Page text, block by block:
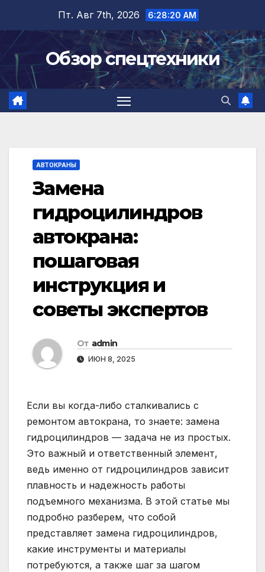
содержимому
Пт. Авг 7th, 2026 6:28:22 AM
Обзор спецтехники
АВТОКРАНЫ
Замена
гидроцилиндров
автокрана:
пошаговая
инструкция и
советы экспертов
От admin
ИЮН 8, 2025
Если вы когда-либо сталкивались с
ремонтом автокрана, то знаете: замена
гидроцилиндров — задача не из простых.
Это важный и ответственный элемент,
ведь именно от гидроцилиндров зависит
плавность и надежность работы
подъемного механизма. В этой статье мы
подробно разберем, что собой
представляет замена гидроцилиндров,
какие инструменты и материалы
потребуются, а также шаг за шагом